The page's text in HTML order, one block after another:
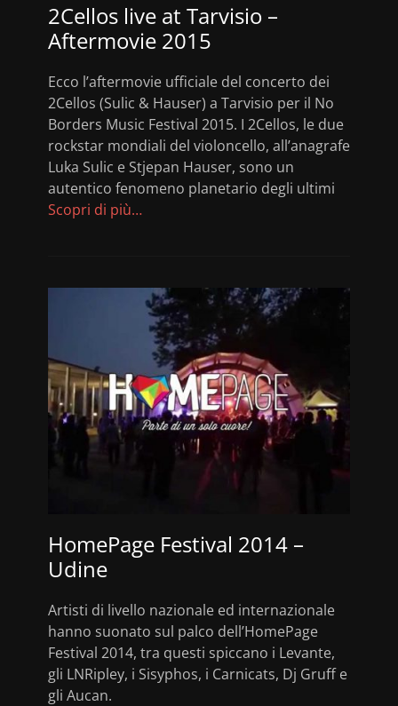
2Cellos live at Tarvisio –
Aftermovie 2015
Ecco l’aftermovie ufficiale del concerto dei
2Cellos (Sulic & Hauser) a Tarvisio per il No
Borders Music Festival 2015. I 2Cellos, le due
rockstar mondiali del violoncello, all’anagrafe
Luka Sulic e Stjepan Hauser, sono un
autentico fenomeno planetario degli ultimi
Scopri di più…
HomePage Festival 2014 –
Udine
Artisti di livello nazionale ed internazionale
hanno suonato sul palco dell’HomePage
Festival 2014, tra questi spiccano i Levante,
gli LNRipley, i Sisyphos, i Carnicats, Dj Gruff e
gli Aucan.